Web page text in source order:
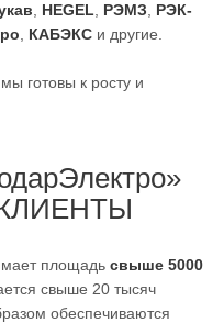
HEGEL РЭМЗ
РЭК-
КАБЭКС и другие.
готовы к росту и
площадь свыше 5000
свыше 20 тысяч
обеспечиваются